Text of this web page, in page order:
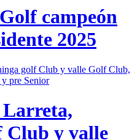
campeón
2025
Club y valle